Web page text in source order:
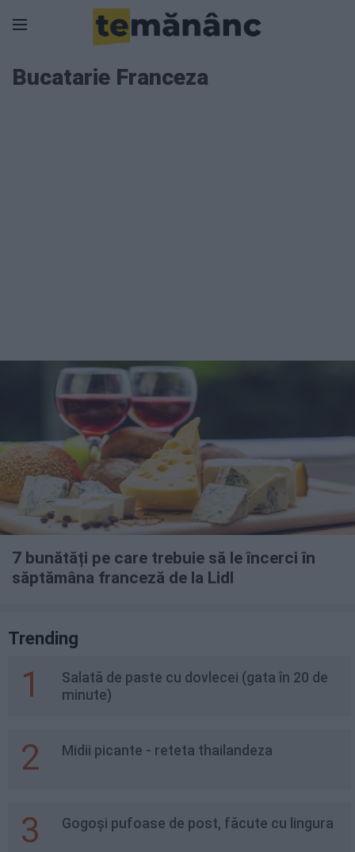
Bucatarie Franceza
7 bunătăți pe care trebuie să le încerci în
săptămâna franceză de la Lidl
Trending
1
Salată de paste cu dovlecei (gata în 20 de
minute)
2 Midii picante - reteta thailandeza
3 Gogoși pufoase de post, făcute cu lingura